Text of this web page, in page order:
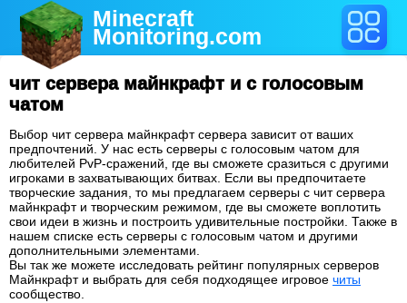
Minecraft
Monitoring.com
чит сервера майнкрафт и с голосовым
чатом
Выбор чит сервера майнкрафт сервера зависит от ваших
предпочтений. У нас есть серверы с голосовым чатом для
любителей PvP-сражений, где вы сможете сразиться с другими
игроками в захватывающих битвах. Если вы предпочитаете
творческие задания, то мы предлагаем серверы с чит сервера
майнкрафт и творческим режимом, где вы сможете воплотить
свои идеи в жизнь и построить удивительные постройки. Также в
нашем списке есть серверы с голосовым чатом и другими
дополнительными элементами.
Вы так же можете исследовать рейтинг популярных серверов
Майнкрафт и выбрать для себя подходящее игровое читы
сообщество.